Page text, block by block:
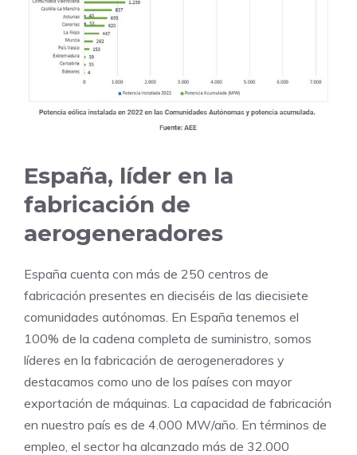
España, líder en la
fabricación de
aerogeneradores
España cuenta con más de 250 centros de
fabricación presentes en dieciséis de las diecisiete
comunidades autónomas. En España tenemos el
100% de la cadena completa de suministro, somos
líderes en la fabricación de aerogeneradores y
destacamos como uno de los países con mayor
exportación de máquinas. La capacidad de fabricación
en nuestro país es de 4.000 MW/año. En términos de
empleo, el sector ha alcanzado más de 32.000